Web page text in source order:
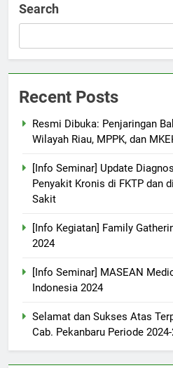
Search
Recent Posts
Resmi Dibuka: Penjaringan
Wilayah Riau, MPPK, dan
[Info Seminar] Update
Penyakit Kronis di FKTP dan
Sakit
[Info Kegiatan] Family
2024
[Info Seminar] MASEAN
Indonesia 2024
Selamat dan Sukses Atas
Cab. Pekanbaru Periode